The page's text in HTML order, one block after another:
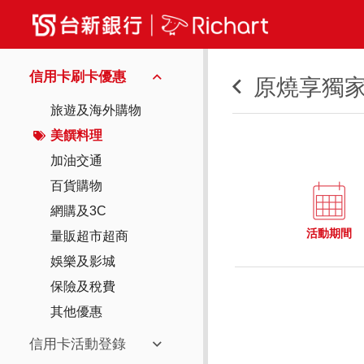
信用卡刷卡優惠
旅遊及海外購物
美饌料理
加油交通
百貨購物
網購及3C
量販超市超商
娛樂及影城
保險及稅費
其他優惠
信用卡活動登錄
原燒享獨
活動期間